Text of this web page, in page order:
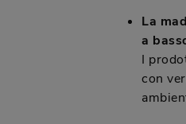
La
a
I
con